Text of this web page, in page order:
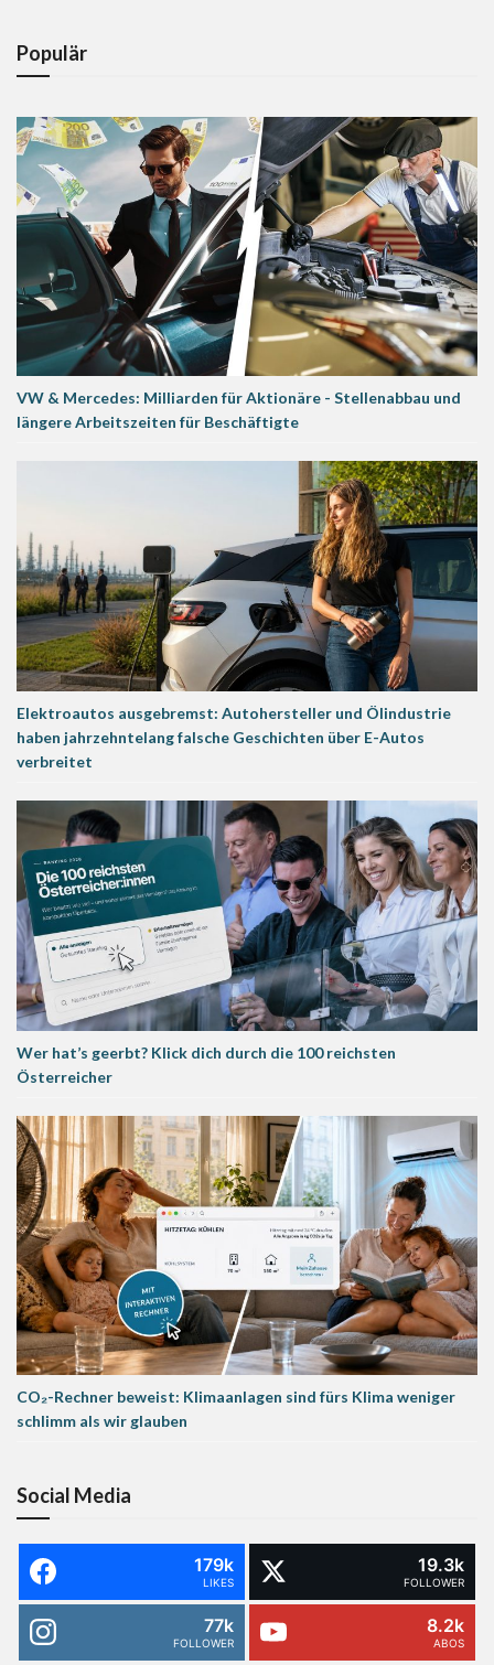
Populär
VW & Mercedes: Milliarden für Aktionäre - Stellenabbau und
längere Arbeitszeiten für Beschäftigte
Elektroautos ausgebremst: Autohersteller und Ölindustrie
haben jahrzehntelang falsche Geschichten über E-Autos
verbreitet
Wer hat’s geerbt? Klick dich durch die 100 reichsten
Österreicher
CO₂-Rechner beweist: Klimaanlagen sind fürs Klima weniger
schlimm als wir glauben
Social Media
179k
LIKES
19.3k
FOLLOWER
77k
FOLLOWER
8.2k
ABOS